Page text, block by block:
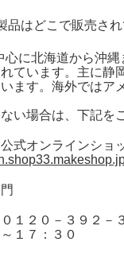
品はどこで販売さ
心に北海道から沖
ています。主に静
ます。海外ではア
い場合は、下記を
式オンラインショ
門
０１２０－３９２－
１７：３０